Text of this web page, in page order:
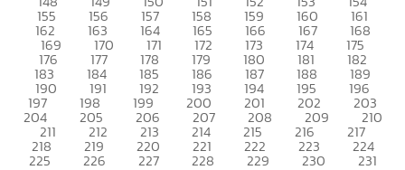
155 156 157 158 159 160 161
162 163 164 165 166 167 168
169 170 171 172 173 174 175
176 177 178 179 180 181 182
183 184 185 186 187 188 189
190 191 192 193 194 195 196
197 198 199 200 201 202 203
204 205 206 207 208 209 210
211 212 213 214 215 216 217
218 219 220 221 222 223 224
225 226 227 228 229 230 231